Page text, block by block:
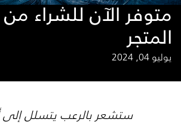
متوفر الآن للشراء
المتجر
يوليو 04, 2024
ستشعر بالرعب يتسلل